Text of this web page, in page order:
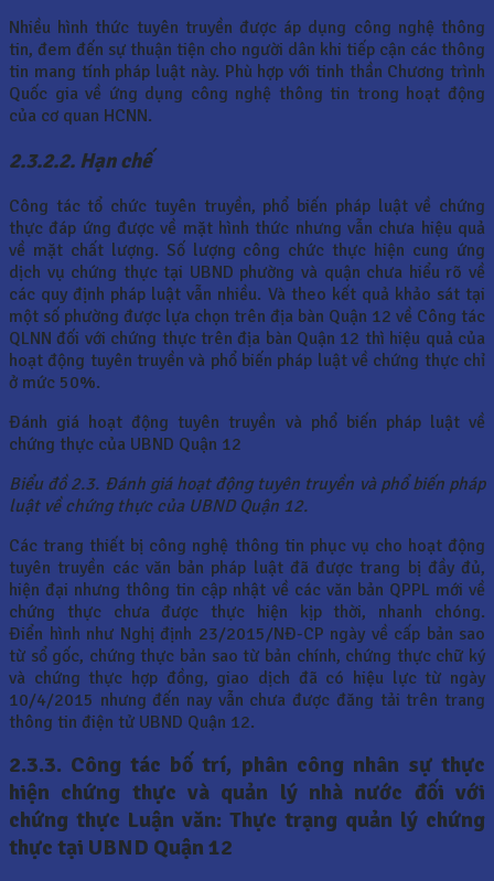
Nhiều hình thức tuyên truyền được áp dụng công nghệ thông
tin, đem đến sự thuận tiện cho người dân khi tiếp cận các thông
tin mang tính pháp luật này. Phù hợp với tinh thần Chương trình
Quốc gia về ứng dụng công nghệ thông tin trong hoạt động
của cơ quan HCNN.
2.3.2.2. Hạn chế
Công tác tổ chức tuyên truyền, phổ biến pháp luật về chứng
thực đáp ứng được về mặt hình thức nhưng vẫn chưa hiệu quả
về mặt chất lượng. Số lượng công chức thực hiện cung ứng
dịch vụ chứng thực tại UBND phường và quận chưa hiểu rõ về
các quy định pháp luật vẫn nhiều. Và theo kết quả khảo sát tại
một số phường được lựa chọn trên địa bàn Quận 12 về Công tác
QLNN đối với chứng thực trên địa bàn Quận 12 thì hiệu quả của
hoạt động tuyên truyền và phổ biến pháp luật về chứng thực chỉ
ở mức 50%.
Đánh giá hoạt động tuyên truyền và phổ biến pháp luật về
chứng thực của UBND Quận 12
Biểu đồ 2.3. Đánh giá hoạt động tuyên truyền và phổ biến pháp
luật về chứng thực của UBND Quận 12.
Các trang thiết bị công nghệ thông tin phục vụ cho hoạt động
tuyên truyền các văn bản pháp luật đã được trang bị đầy đủ,
hiện đại nhưng thông tin cập nhật về các văn bản QPPL mới về
chứng thực chưa được thực hiện kịp thời, nhanh chóng.
Điển hình như Nghị định 23/2015/NĐ-CP ngày về cấp bản sao
từ sổ gốc, chứng thực bản sao từ bản chính, chứng thực chữ ký
và chứng thực hợp đồng, giao dịch đã có hiệu lực từ ngày
10/4/2015 nhưng đến nay vẫn chưa được đăng tải trên trang
thông tin điện tử UBND Quận 12.
2.3.3. Công tác bố trí, phân công nhân sự thực
hiện chứng thực và quản lý nhà nước đối với
chứng thực Luận văn: Thực trạng quản lý chứng
thực tại UBND Quận 12